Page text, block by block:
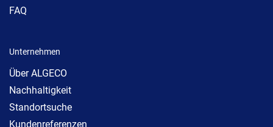
FAQ
Unternehmen
Über ALGECO
Nachhaltigkeit
Standortsuche
Kundenreferenzen